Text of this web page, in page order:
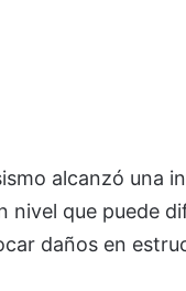
alcanzó una
nivel que puede
daños en